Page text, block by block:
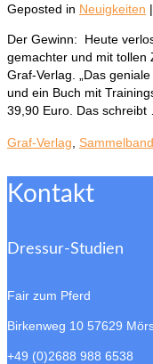
Geposted in Neuigkeiten |
Der Gewinn: Heute
gemachter und mit tollen
Graf-Verlag. „Das
und ein Buch mit
39,90 Euro. Das schreibt
Graf-Verlag
Kontakt
Dressur-Studien
Fair zum Pferd
Birkenweg 10 57629
+49 (0)2688 988 6538